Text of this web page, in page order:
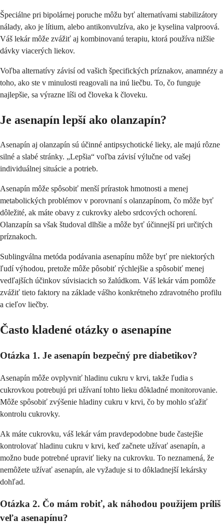
Špeciálne pri bipolárnej poruche môžu byť alternatívami stabilizátory
nálady, ako je lítium, alebo antikonvulzíva, ako je kyselina valproová.
Váš lekár môže zvážiť aj kombinovanú terapiu, ktorá používa nižšie
dávky viacerých liekov.
Voľba alternatívy závisí od vašich špecifických príznakov, anamnézy a
toho, ako ste v minulosti reagovali na inú liečbu. To, čo funguje
najlepšie, sa výrazne líši od človeka k človeku.
Je asenapín lepší ako olanzapín?
Asenapín aj olanzapín sú účinné antipsychotické lieky, ale majú rôzne
silné a slabé stránky. „Lepšia“ voľba závisí výlučne od vašej
individuálnej situácie a potrieb.
Asenapín môže spôsobiť menší prírastok hmotnosti a menej
metabolických problémov v porovnaní s olanzapínom, čo môže byť
dôležité, ak máte obavy z cukrovky alebo srdcových ochorení.
Olanzapín sa však študoval dlhšie a môže byť účinnejší pri určitých
príznakoch.
Sublingválna metóda podávania asenapínu môže byť pre niektorých
ľudí výhodou, pretože môže pôsobiť rýchlejšie a spôsobiť menej
vedľajších účinkov súvisiacich so žalúdkom. Váš lekár vám pomôže
zvážiť tieto faktory na základe vášho konkrétneho zdravotného profilu
a cieľov liečby.
Často kladené otázky o asenapíne
Otázka 1. Je asenapín bezpečný pre diabetikov?
Asenapín môže ovplyvniť hladinu cukru v krvi, takže ľudia s
cukrovkou potrebujú pri užívaní tohto lieku dôkladné monitorovanie.
Môže spôsobiť zvýšenie hladiny cukru v krvi, čo by mohlo sťažiť
kontrolu cukrovky.
Ak máte cukrovku, váš lekár vám pravdepodobne bude častejšie
kontrolovať hladinu cukru v krvi, keď začnete užívať asenapín, a
možno bude potrebné upraviť lieky na cukrovku. To neznamená, že
nemôžete užívať asenapín, ale vyžaduje si to dôkladnejší lekársky
dohľad.
Otázka 2. Čo mám robiť, ak náhodou použijem príliš
veľa asenapínu?